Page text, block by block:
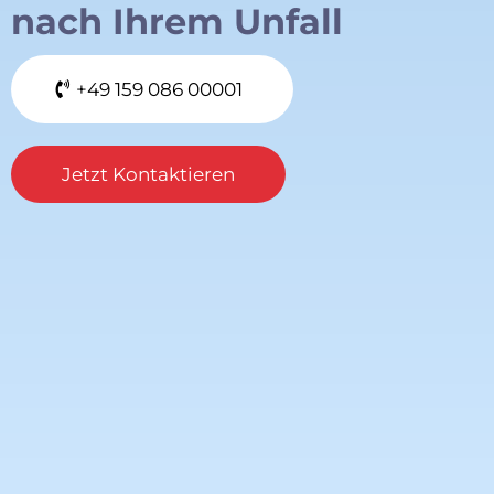
nach Ihrem Unfall
‪+49 159 086 00001‬
Jetzt Kontaktieren